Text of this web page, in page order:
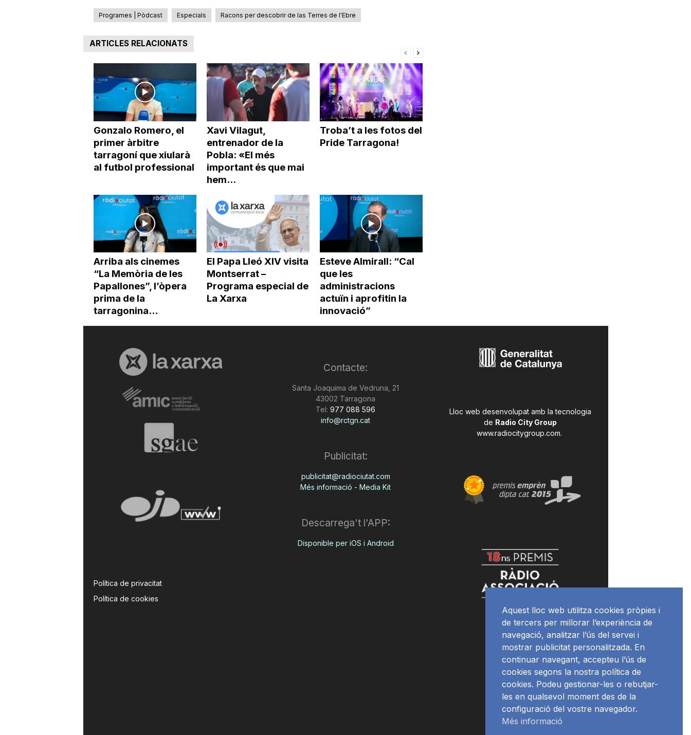
Programes | Pòdcast Especials Racons per descobrir de las Terres de l'Ebre
ARTICLES RELACIONATS
Gonzalo Romero, el
primer àrbitre
tarragoní que xiularà
al futbol professional
Xavi Vilagut,
entrenador de la
Pobla: «El més
important és que mai
hem...
Troba’t a les fotos del
Pride Tarragona!
Arriba als cinemes
“La Memòria de les
Papallones”, l’òpera
prima de la
tarragonina...
El Papa Lleó XIV visita
Montserrat –
Programa especial de
La Xarxa
Esteve Almirall: “Cal
que les
administracions
actuïn i aprofitin la
innovació”
Política de privacitat
Política de cookies
Contacte:
Santa Joaquima de Vedruna, 21
43002 Tarragona
Tel: 977 088 596
info@rctgn.cat
Publicitat:
publicitat@radiociutat.com
Més informació - Media Kit
Descarrega't l'APP:
Disponible per iOS i Android
Lloc web desenvolupat amb la tecnologia
de Radio City Group
www.radiocitygroup.com.
Aquest lloc web utilitza cookies pròpies i
de tercers per millorar l’experiència de
navegació, analitzar l’ús del servei i
mostrar publicitat personalitzada. En
continuar navegant, accepteu l’ús de
cookies segons la nostra política de
cookies. Podeu gestionar-les o rebutjar-
les en qualsevol moment des de la
configuració del vostre navegador.
Més informació